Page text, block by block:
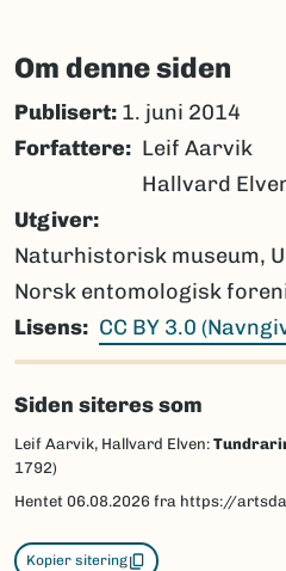
Om denne siden
Publisert: 1. juni 2014
Forfattere
Leif Aarvik
Hallvard
Utgiver
Naturhistorisk museum,
Norsk entomologisk
Lisens
CC BY 3.0
Siden siteres som
Leif Aarvik, Hallvard Elven:
1792)
Hentet 06.08.2026 fra https://
Kopier sitering